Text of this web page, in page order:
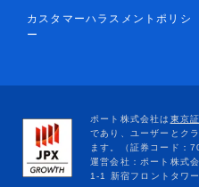
カスタマーハラスメントポリシ
ー